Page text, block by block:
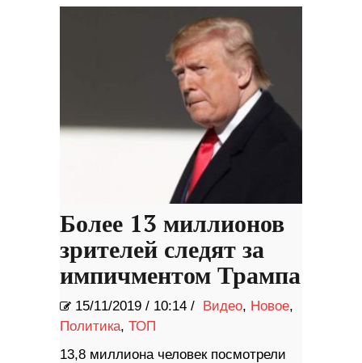
Более 13 миллионов
зрителей следят за
импичментом Трампа
15/11/2019 / 10:14 / Видео, Новое,
Политика, ТОП
13,8 миллиона человек посмотрели